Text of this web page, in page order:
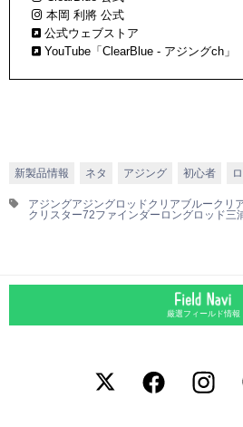
本岡 利將 公式
公式ウェブストア
YouTube「ClearBlue - アジングch」
新製品情報 ネタ アジング 初心者
アジングアジングロッドクリアブルークリ
クリスター72ファインダー ロングロッド三
厳選フィールド情報